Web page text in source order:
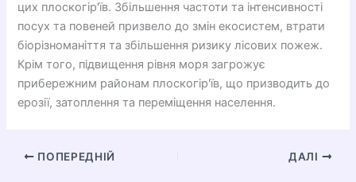
цих плоскогір'їв. Збільшення частоти та інтенсивності
посух та повеней призвело до змін екосистем, втрати
біорізноманіття та збільшення ризику лісових пожеж.
Крім того, підвищення рівня моря загрожує
прибережним районам плоскогір'їв, що призводить до
ерозії, затоплення та переміщення населення.
ПОПЕРЕДНІЙ ДАЛІ